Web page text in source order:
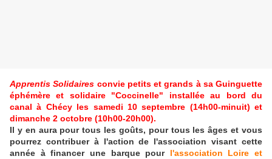
Apprentis Solidaires convie petits et grands à sa Guinguette
éphémère et solidaire "Coccinelle" installée au bord du
canal à Chécy les samedi 10 septembre (14h00-minuit) et
dimanche 2 octobre (10h00-20h00).
Il y en aura pour tous les goûts, pour tous les âges et vous
pourrez contribuer à l'action de l'associationvisant cette
année à financer une barque pour l'association Loire et